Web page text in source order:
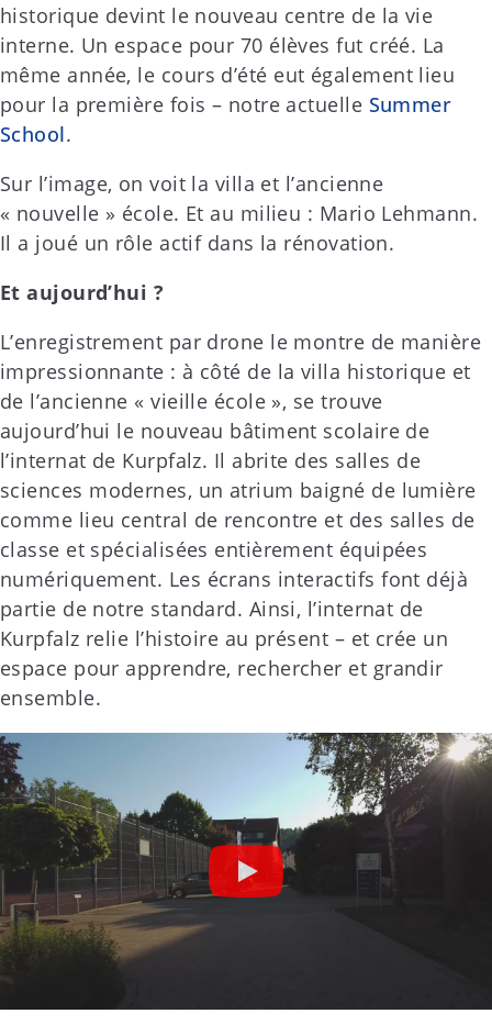
historique devint le nouveau centre de la vie
interne. Un espace pour 70 élèves fut créé. La
même année, le cours d’été eut également lieu
pour la première fois – notre actuelle Summer
School.
Sur l’image, on voit la villa et l’ancienne
« nouvelle » école. Et au milieu : Mario Lehmann.
Il a joué un rôle actif dans la rénovation.
Et aujourd’hui ?
L’enregistrement par drone le montre de manière
impressionnante : à côté de la villa historique et
de l’ancienne « vieille école », se trouve
aujourd’hui le nouveau bâtiment scolaire de
l’internat de Kurpfalz. Il abrite des salles de
sciences modernes, un atrium baigné de lumière
comme lieu central de rencontre et des salles de
classe et spécialisées entièrement équipées
numériquement. Les écrans interactifs font déjà
partie de notre standard. Ainsi, l’internat de
Kurpfalz relie l’histoire au présent – et crée un
espace pour apprendre, rechercher et grandir
ensemble.